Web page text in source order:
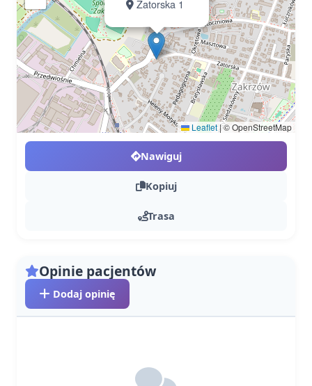
Zatorska 1
Leaflet|© OpenStreetMap
Nawiguj
Kopiuj
Trasa
Opinie pacjentów
Dodaj opinię